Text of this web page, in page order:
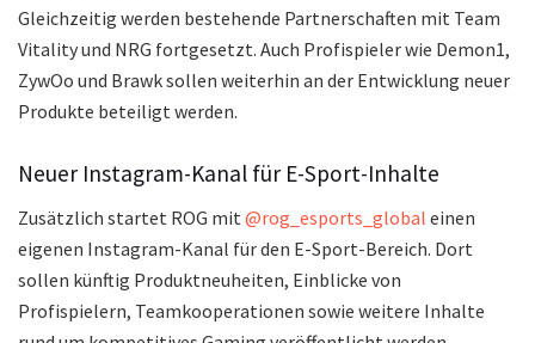
Gleichzeitig werden bestehende Partnerschaften mit Team
Vitality und NRG fortgesetzt. Auch Profispieler wie Demon1,
ZywOo und Brawk sollen weiterhin an der Entwicklung neuer
Produkte beteiligt werden.
Neuer Instagram-Kanal für E-Sport-Inhalte
Zusätzlich startet ROG mit @rog_esports_global einen
eigenen Instagram-Kanal für den E-Sport-Bereich. Dort
sollen künftig Produktneuheiten, Einblicke von
Profispielern, Teamkooperationen sowie weitere Inhalte